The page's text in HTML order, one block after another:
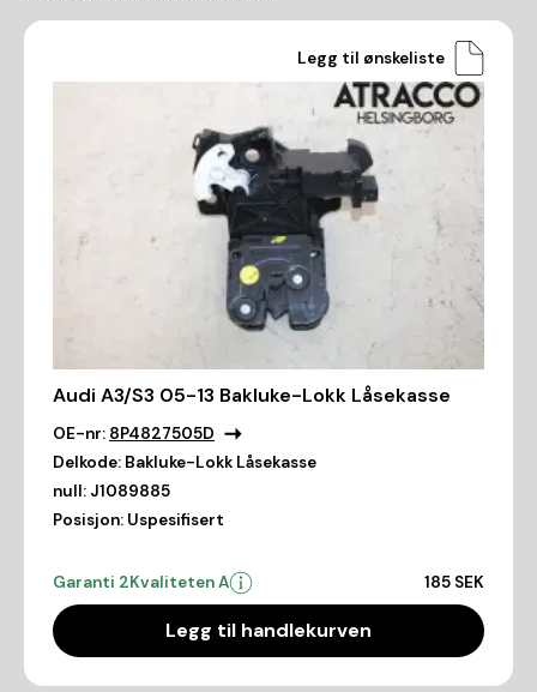
Legg til ønskeliste
Audi A3/S3 05-13 Bakluke-Lokk Låsekasse
OE-nr: 8P4827505D
Delkode: Bakluke-Lokk Låsekasse
null: J1089885
Posisjon: Uspesifisert
Garanti 2Kvaliteten A 185 SEK
Legg til handlekurven